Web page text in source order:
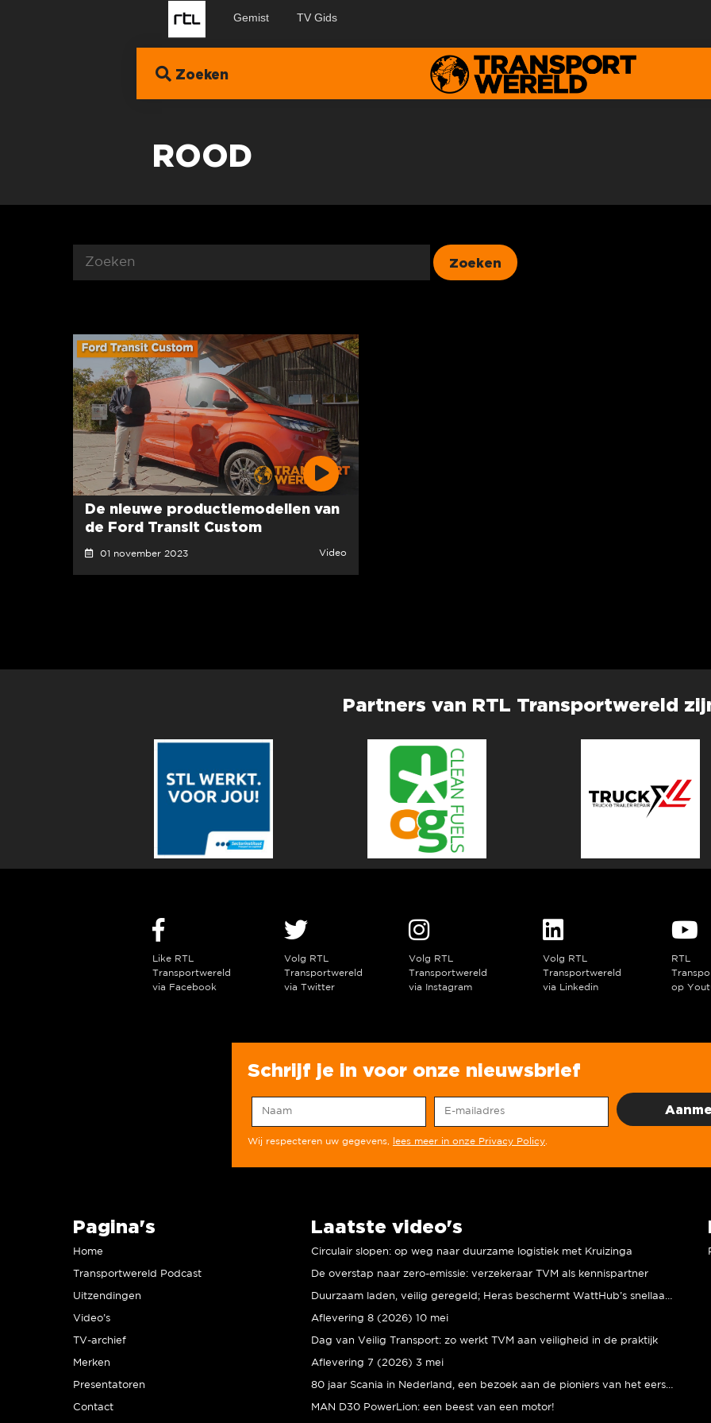
Gemist TV Gids
Zoeken
ROOD
De nieuwe productiemodellen van
de Ford Transit Custom
01 november 2023 Video
Partners van RTL Transportwereld
Like RTL
Transportwereld
via Facebook
Volg RTL
Transportwereld
via Twitter
Volg RTL
Transportwereld
via Instagram
Volg RTL
Transportwereld
via Linkedin
RTL
op
Schrijf je in voor onze nieuwsbrief
Wij respecteren uw gegevens, lees meer in onze Privacy Policy
Pagina's
Home
Transportwereld Podcast
Uitzendingen
Video’s
TV-archief
Merken
Presentatoren
Contact
Laatste video's
Circulair slopen: op weg naar duurzame logistiek met Kruizinga
De overstap naar zero-emissie: verzekeraar TVM als kennispartner
Aflevering 8 (2026) 10 mei
Dag van Veilig Transport: zo werkt TVM aan veiligheid in de praktijk
Aflevering 7 (2026) 3 mei
MAN D30 PowerLion: een beest van een motor!